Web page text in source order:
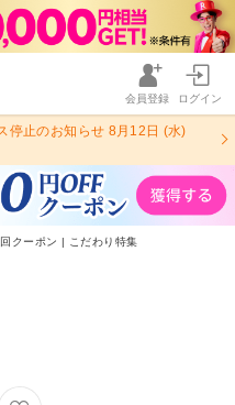
会員登録 ログイン
停止のお知らせ 8月12日 (水)
クーポン | こだわり特集